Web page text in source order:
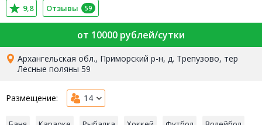
9,8 Отзывы 59
от 10000 рублей/сутки
Архангельская обл., Приморский р-н, д. Трепузово, тер
Лесные поляны 59
Размещение: 14